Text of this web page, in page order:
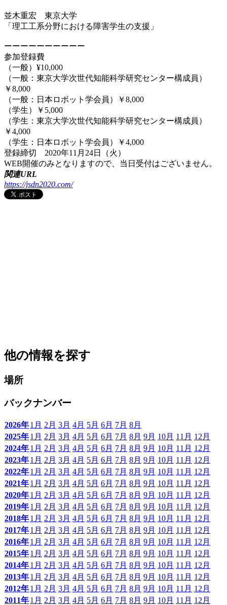
並木重宏 東京大学
「理工工系分野における障害学生の支援」
ーーーーーーーーーー
参加登録費
（一般）¥10,000
（一般：東京大学次世代知能科学研究センター構成員）
￥8,000
（一般：日本ロボット学会員）￥8,000
（学生）￥5,000
（学生：東京大学次世代知能科学研究センター構成員）
￥4,000
（学生：日本ロボット学会員）￥4,000
登録締切 2020年11月24日（火）
WEB開催のみとなりますので、当日受付はございません。
関連URL
https://jsdn2020.com/
他の情報を探す
場所
バックナンバー
2026年1月 2月 3月 4月 5月 6月 7月 8月
2025年1月 2月 3月 4月 5月 6月 7月 8月 9月 10月 11月 12月
2024年1月 2月 3月 4月 5月 6月 7月 8月 9月 10月 11月 12月
2023年1月 2月 3月 4月 5月 6月 7月 8月 9月 10月 11月 12月
2022年1月 2月 3月 4月 5月 6月 7月 8月 9月 10月 11月 12月
2021年1月 2月 3月 4月 5月 6月 7月 8月 9月 10月 11月 12月
2020年1月 2月 3月 4月 5月 6月 7月 8月 9月 10月 11月 12月
2019年1月 2月 3月 4月 5月 6月 7月 8月 9月 10月 11月 12月
2018年1月 2月 3月 4月 5月 6月 7月 8月 9月 10月 11月 12月
2017年1月 2月 3月 4月 5月 6月 7月 8月 9月 10月 11月 12月
2016年1月 2月 3月 4月 5月 6月 7月 8月 9月 10月 11月 12月
2015年1月 2月 3月 4月 5月 6月 7月 8月 9月 10月 11月 12月
2014年1月 2月 3月 4月 5月 6月 7月 8月 9月 10月 11月 12月
2013年1月 2月 3月 4月 5月 6月 7月 8月 9月 10月 11月 12月
2012年1月 2月 3月 4月 5月 6月 7月 8月 9月 10月 11月 12月
2011年1月 2月 3月 4月 5月 6月 7月 8月 9月 10月 11月 12月